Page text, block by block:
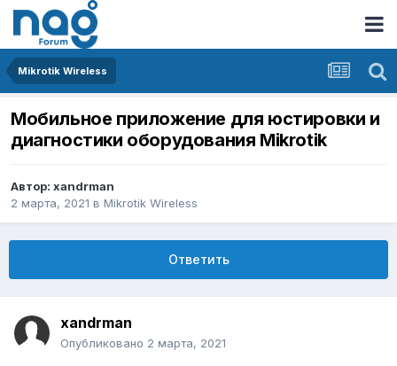
Mikrotik Wireless
Мобильное приложение для юстировки и
диагностики оборудования Mikrotik
Автор: xandrman
2 марта, 2021 в Mikrotik Wireless
Ответить
xandrman
Опубликовано 2 марта, 2021